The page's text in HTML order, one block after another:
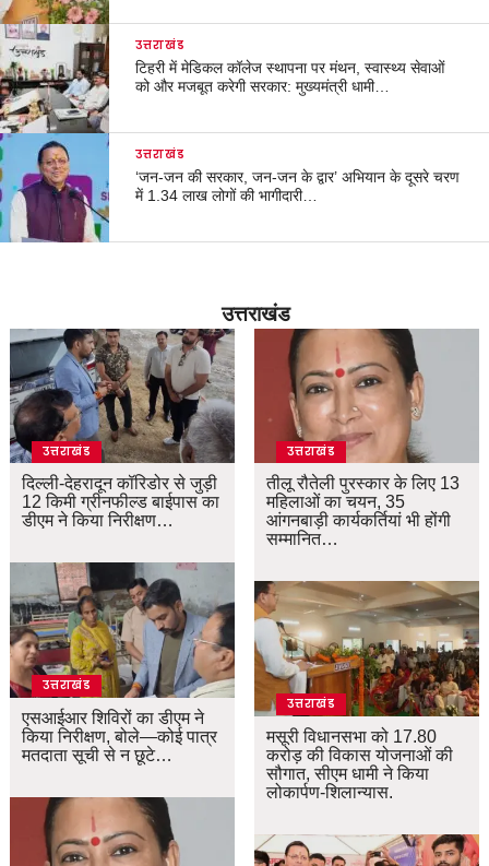
उत्तराखंड
टिहरी में मेडिकल कॉलेज स्थापना पर मंथन, स्वास्थ्य सेवाओं
को और मजबूत करेगी सरकार: मुख्यमंत्री धामी…
उत्तराखंड
‘जन-जन की सरकार, जन-जन के द्वार’ अभियान के दूसरे चरण
में 1.34 लाख लोगों की भागीदारी…
उत्तराखंड
उत्तराखंड
दिल्ली-देहरादून कॉरिडोर से जुड़ी
12 किमी ग्रीनफील्ड बाईपास का
डीएम ने किया निरीक्षण…
उत्तराखंड
एसआईआर शिविरों का डीएम ने
किया निरीक्षण, बोले—कोई पात्र
मतदाता सूची से न छूटे…
उत्तराखंड
तीलू रौतेली पुरस्कार के लिए 13
महिलाओं का चयन, 35
आंगनबाड़ी कार्यकर्तियां भी होंगी
सम्मानित…
उत्तराखंड
मसूरी विधानसभा को 17.80
करोड़ की विकास योजनाओं की
सौगात, सीएम धामी ने किया
लोकार्पण-शिलान्यास.